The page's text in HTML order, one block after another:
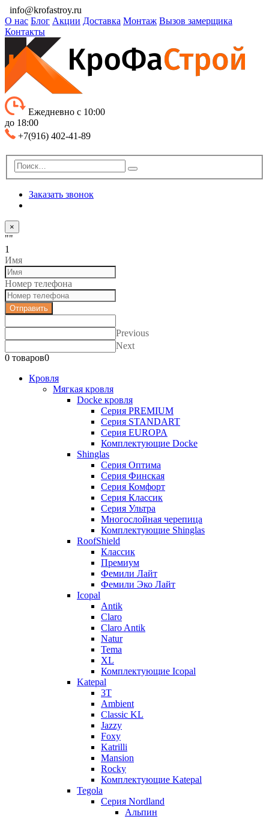
info@krofastroy.ru
О нас Блог Акции Доставка Монтаж Вызов замерщика
Контакты
Ежедневно с 10:00
до 18:00
+7(916) 402-41-89
Заказать звонок
×
""
1
Имя
Номер телефона
Отправить
Previous
Next
0 товаров0
Кровля
Мягкая кровля
Docke кровля
Серия PREMIUM
Серия STANDART
Серия EUROPA
Комплектующие Docke
Shinglas
Серия Оптима
Серия Финская
Серия Комфорт
Серия Классик
Серия Ультра
Многослойная черепица
Комплектующие Shinglas
RoofShield
Классик
Премиум
Фемили Лайт
Фемили Эко Лайт
Icopal
Antik
Claro
Claro Antik
Natur
Tema
XL
Комплектующие Icopal
Katepal
3T
Ambient
Classic KL
Jazzy
Foxy
Katrilli
Mansion
Rocky
Комплектующие Katepal
Tegola
Серия Nordland
Альпин